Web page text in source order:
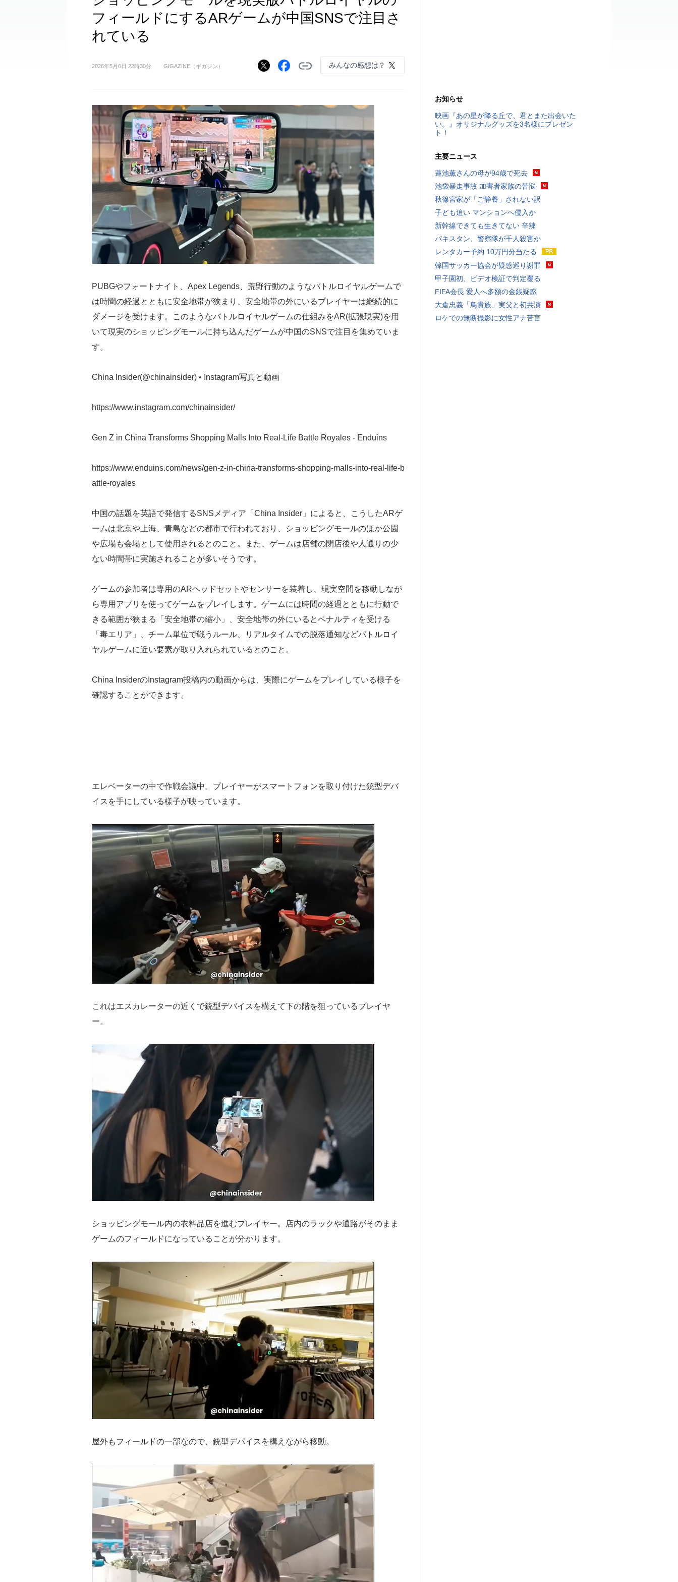
フィールドにするARゲームが中国SNSで注目さ
れている
2026年5月6日 22時30分 GIGAZINE（ギガジン） みんなの感想は？
PUBGやフォートナイト、Apex Legends、荒野行動のようなバトルロイヤルゲームで
は時間の経過とともに安全地帯が狭まり、安全地帯の外にいるプレイヤーは継続的に
ダメージを受けます。このようなバトルロイヤルゲームの仕組みをAR(拡張現実)を用
いて現実のショッピングモールに持ち込んだゲームが中国のSNSで注目を集めていま
す。
China Insider(@chinainsider) • Instagram写真と動画
https://www.instagram.com/chinainsider/
Gen Z in China Transforms Shopping Malls Into Real-Life Battle Royales - Enduins
https://www.enduins.com/news/gen-z-in-china-transforms-shopping-malls-into-real-life-b
attle-royales
中国の話題を英語で発信するSNSメディア「China Insider」によると、こうしたARゲ
ームは北京や上海、青島などの都市で行われており、ショッピングモールのほか公園
や広場も会場として使用されるとのこと。また、ゲームは店舗の閉店後や人通りの少
ない時間帯に実施されることが多いそうです。
ゲームの参加者は専用のARヘッドセットやセンサーを装着し、現実空間を移動しなが
ら専用アプリを使ってゲームをプレイします。ゲームには時間の経過とともに行動で
きる範囲が狭まる「安全地帯の縮小」、安全地帯の外にいるとペナルティを受ける
「毒エリア」、チーム単位で戦うルール、リアルタイムでの脱落通知などバトルロイ
ヤルゲームに近い要素が取り入れられているとのこと。
China InsiderのInstagram投稿内の動画からは、実際にゲームをプレイしている様子を
確認することができます。
エレベーターの中で作戦会議中。プレイヤーがスマートフォンを取り付けた銃型デバ
イスを手にしている様子が映っています。
これはエスカレーターの近くで銃型デバイスを構えて下の階を狙っているプレイヤ
ー。
ショッピングモール内の衣料品店を進むプレイヤー。店内のラックや通路がそのまま
ゲームのフィールドになっていることが分かります。
屋外もフィールドの一部なので、銃型デバイスを構えながら移動。
お知らせ
映画『あの星が降る丘で、君とまた出会いた
い。』オリジナルグッズを3名様にプレゼン
ト！
主要ニュース
蓮池薫さんの母が94歳で死去
池袋暴走事故 加害者家族の苦悩
秋篠宮家が「ご静養」されない訳
子ども追い マンションへ侵入か
新幹線できても生きてない 辛辣
パキスタン、警察隊が千人殺害か
レンタカー予約 10万円分当たる
韓国サッカー協会が疑惑巡り謝罪
甲子園初、ビデオ検証で判定覆る
FIFA会長 愛人へ多額の金銭疑惑
大倉忠義「鳥貴族」実父と初共演
ロケでの無断撮影に女性アナ苦言